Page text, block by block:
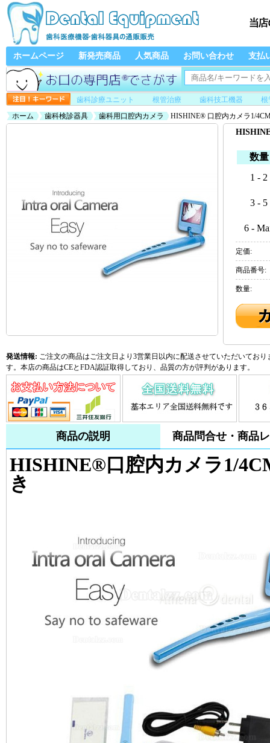
ホームページ 新発売商品 人気商品 お問い合わせ 支払
歯科診療ユニット 根管治療 歯科技工機器
根
ホーム
歯科検診器具 歯科用口腔内カメラ HISHINE® 口腔内カメラ1/
数量
1 - 2
3 - 5
6 -
定価:
商品番号:
数量:
発送情報: ご注文の商品はご注文日より3営業日以内に配送させていただいてお
す。本店の商品はCEとFDA認証取得しており、品質の方が評判があります。
商品の説明 商品問合せ・商品
HISHINE®口腔内カメラ1/
き